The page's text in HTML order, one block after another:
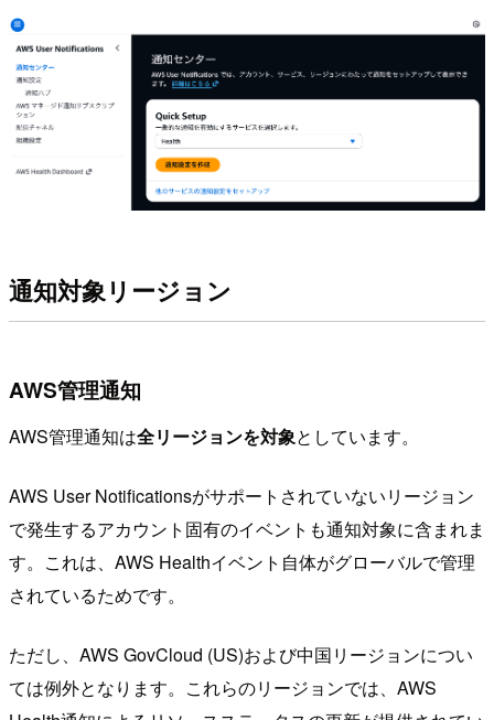
通知対象リージョン
AWS管理通知
AWS管理通知は全リージョンを対象としています。
AWS User Notificationsがサポートされていないリージョン
で発生するアカウント固有のイベントも通知対象に含まれま
す。これは、AWS Healthイベント自体がグローバルで管理
されているためです。
ただし、AWS GovCloud (US)および中国リージョンについ
ては例外となります。これらのリージョンでは、AWS